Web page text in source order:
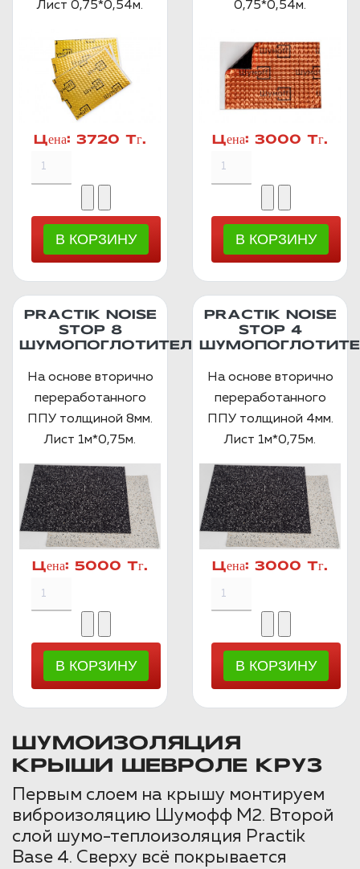
Лист 0,75*0,54м.
Цена: 3720 Тг.
0,75*0,54м.
Цена: 3000 Тг.
PRACTIK NOISE
STOP 8
ШУМОПОГЛОТИТЕЛЬ
На основе вторично
переработанного
ППУ толщиной 8мм.
Лист 1м*0,75м.
Цена: 5000 Тг.
PRACTIK NOISE
STOP 4
На основе вторично
переработанного
ППУ толщиной 4мм.
Лист 1м*0,75м.
Цена: 3000 Тг.
ШУМОИЗОЛЯЦИЯ
КРЫШИ ШЕВРОЛЕ КРУЗ
Первым слоем на крышу монтируем
виброизоляцию Шумофф М2. Второй
слой шумо-теплоизоляция Practik
Base 4. Сверху всё покрывается